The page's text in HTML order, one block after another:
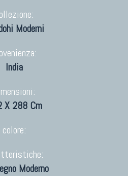
Moderni
India
X 288 Cm
colore:
Moderno